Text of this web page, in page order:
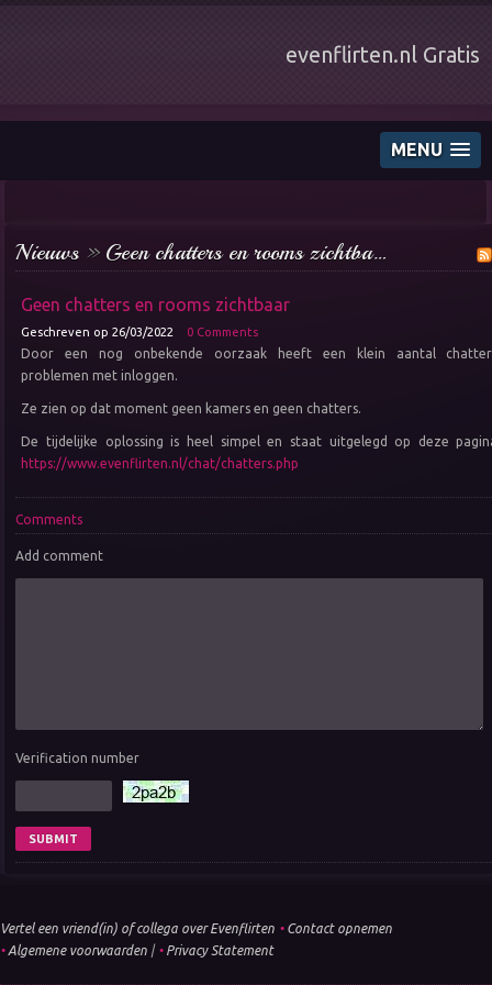
EvenFlirten
evenflirten.nl Gratis
MENU
Nieuws » Geen chatters en rooms zichtba…
Geen chatters en rooms zichtbaar
Geschreven op 26/03/2022 0 Comments
Door een nog onbekende oorzaak heeft een klein aantal
problemen met inloggen.
Ze zien op dat moment geen kamers en geen chatters.
De tijdelijke oplossing is heel simpel en staat uitgelegd op deze
https://www.evenflirten.nl/chat/chatters.php
Comments
Add comment
Verification number
Vertel een vriend(in) of collega over Evenflirten • Contact opnemen
• Algemene voorwaarden | • Privacy Statement